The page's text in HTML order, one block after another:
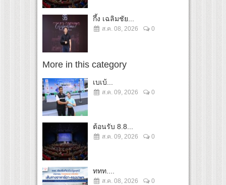
กึ้ง เฉลิมชัย...
ส.ค. 08, 2026 0
More in this category
เบเบ้...
ส.ค. 09, 2026 0
ต้อนรับ 8.8...
ส.ค. 09, 2026 0
ททท....
ส.ค. 08, 2026 0